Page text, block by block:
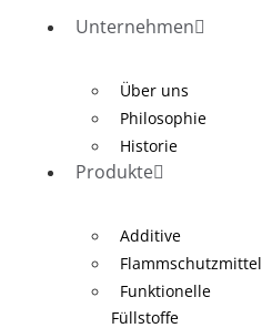
Unternehmen
Über uns
Philosophie
Historie
Produkte
Additive
Flammschutzmittel
Funktionelle
Füllstoffe